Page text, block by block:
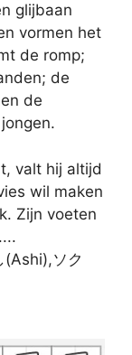
glijbaan
vormen het
de romp;
de
de
valt hij altijd
wil maken
Zijn voeten
(Ashi),ソク